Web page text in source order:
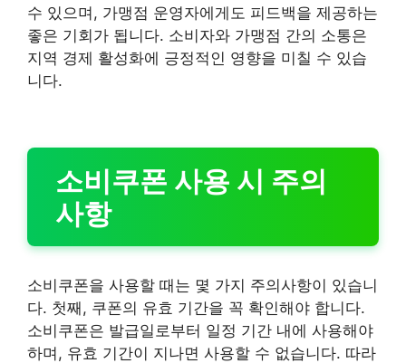
수 있으며, 가맹점 운영자에게도 피드백을 제공하는
좋은 기회가 됩니다. 소비자와 가맹점 간의 소통은
지역 경제 활성화에 긍정적인 영향을 미칠 수 있습
니다.
소비쿠폰 사용 시 주의
사항
소비쿠폰을 사용할 때는 몇 가지 주의사항이 있습니
다. 첫째, 쿠폰의 유효 기간을 꼭 확인해야 합니다.
소비쿠폰은 발급일로부터 일정 기간 내에 사용해야
하며, 유효 기간이 지나면 사용할 수 없습니다. 따라